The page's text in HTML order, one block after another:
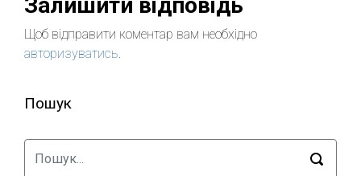
Залишити відповідь
Щоб відправити коментар вам необхідно
авторизуватись.
Пошук